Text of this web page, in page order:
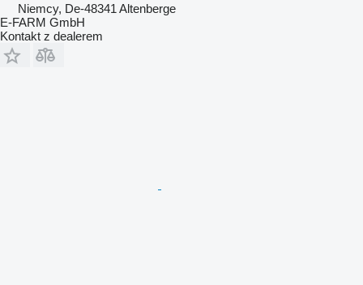
Niemcy, De-48341 Altenberge
E-FARM GmbH
Kontakt z dealerem